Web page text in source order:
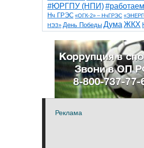
#ЮРГПУ (НПИ)#работаем
Нч ГРЭС «ОГК-2» – НчГРЭС
НЭЗ» День Победы Дума ЖКХ
НчГРЭС ТНТ
благоустройствоветераны
детидороги казаки коррупция
общественная палата парк пожар
спорт театр транспорт
Реклама